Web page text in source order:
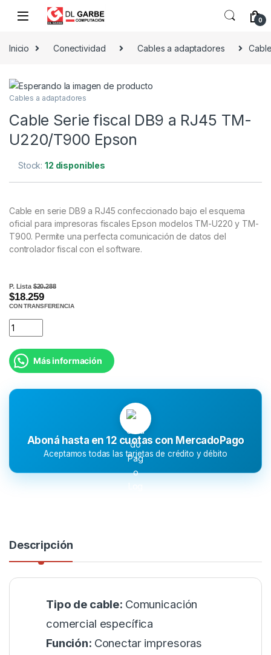
0
Inicio Conectividad Cables a adaptadores
Cables a adaptadores
Cable Serie fiscal DB9 a RJ45 TM-
U220/T900 Epson
Stock:12 disponibles
Cable en serie DB9 a RJ45 confeccionado bajo el esquema
oficial para impresoras fiscales Epson modelos TM-U220 y TM-
T900. Permite una perfecta comunicación de datos del
controlador fiscal con el software.
P. Lista$20.288
$18.259
CON TRANSFERENCIA
Más información
Aboná hasta en 12 cuotas con MercadoPago
Aceptamos todas las tarjetas de crédito y débito
Descripción
Tipo de cable: Comunicación
comercial específica
Función: Conectar impresoras